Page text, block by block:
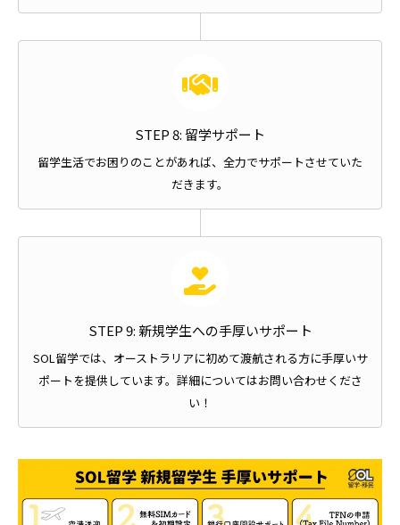
STEP 8: 留学サポート
留学生活でお困りのことがあれば、全力でサポートさせていた
だきます。
STEP 9: 新規学生への手厚いサポート
SOL留学では、オーストラリアに初めて渡航される方に手厚いサ
ポートを提供しています。詳細についてはお問い合わせくださ
い！